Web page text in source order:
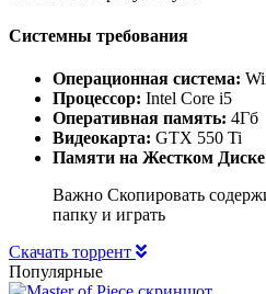
Системны требования
Операционная система:
Процессор: Intel Core i5
Оперативная память: 4Гб
Видеокарта: GTX 550 Ti
Памяти на Жестком
Важно Скопировать
папку и играть
Скачать торрент
Популярные